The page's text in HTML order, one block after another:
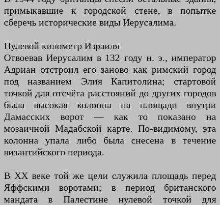
примыкавшие к городской стене, в попытке
сберечь исторические виды Иерусалима.
Нулевой километр Израиля
Отвоевав Иерусалим в 132 году н. э., император
Адриан отстроил его заново как римский город
под названием Элия Капитолина; стартовой
точкой для отсчёта расстояний до других городов
была высокая колонна на площади внутри
Дамасских ворот — как то показано на
мозаичной Мадабской карте. По-видимому, эта
колонна упала либо была снесена в течение
византийского периода.
В XX веке той же цели служила площадь перед
Яффскими воротами; в период британского
мандата в Палестине нулевой точкой для